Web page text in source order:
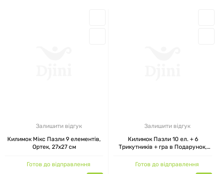
Залишити відгук
Килимок Мікс Пазли 9 елементів,
Ортек, 27x27 см
Готов до відправлення
Залишити відгук
Килимок Пазли 10 ел. + 6
Трикутників + гра в Подарунок,
Готов до відправлення